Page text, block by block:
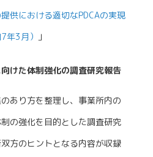
供における適切なPDCAの実現
年3月）
」
けた体制強化の調査研究報告
あり方を整理し、事業所内の
の強化を目的とした調査研究
方のヒントとなる内容が収録